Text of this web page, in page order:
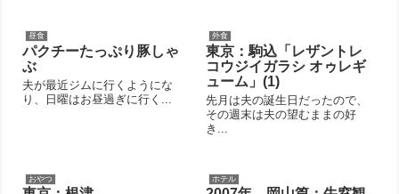
昼食
パクチーたっぷり豚しゃ
ぶ
夫が最近ジムに行くようにな
り、日曜はお昼過ぎに行く...
外食
東京：駒込「レザントレ
コウジイガラシ オゥレギ
ューム」(1)
先月は夫の誕生日だったので、
その週末は夫の望むままの好
き...
おやつ ホテル